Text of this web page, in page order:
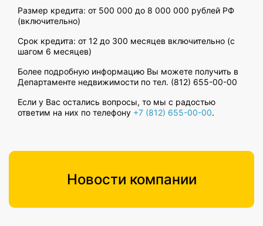
Размер кредита: от 500 000 до 8 000 000 рублей РФ
(включительно)
Срок кредита: от 12 до 300 месяцев включительно (с
шагом 6 месяцев)
Более подробную информацию Вы можете получить в
Департаменте недвижимости по тел. (812) 655-00-00
Если у Вас остались вопросы, то мы с радостью
ответим на них по телефону +7 (812) 655-00-00.
Новости компании